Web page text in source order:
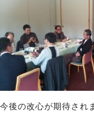
今後の改心が期待され